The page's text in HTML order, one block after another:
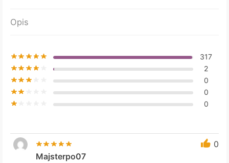
page
Opis
317
2
0
0
0
0
Majsterpo07